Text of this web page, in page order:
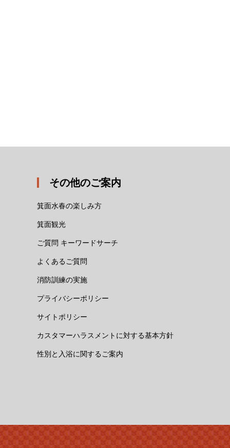
その他のご案内
箕面水春の楽しみ方
箕面観光
ご質問 キーワードサーチ
よくあるご質問
消防訓練の実施
プライバシーポリシー
サイトポリシー
カスタマーハラスメントに対する基本方針
性別と入浴に関するご案内